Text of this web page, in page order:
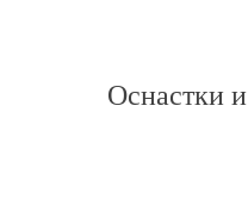
Оснастки